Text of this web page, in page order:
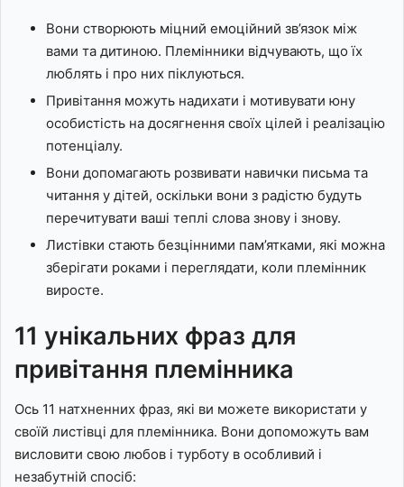
Вони створюють міцний емоційний зв’язок між
вами та дитиною. Племінники відчувають, що їх
люблять і про них піклуються.
Привітання можуть надихати і мотивувати юну
особистість на досягнення своїх цілей і реалізацію
потенціалу.
Вони допомагають розвивати навички письма та
читання у дітей, оскільки вони з радістю будуть
перечитувати ваші теплі слова знову і знову.
Листівки стають безцінними пам’ятками, які можна
зберігати роками і переглядати, коли племінник
виросте.
11 унікальних фраз для
привітання племінника
Ось 11 натхненних фраз, які ви можете використати у
своїй листівці для племінника. Вони допоможуть вам
висловити свою любов і турботу в особливий і
незабутній спосіб: